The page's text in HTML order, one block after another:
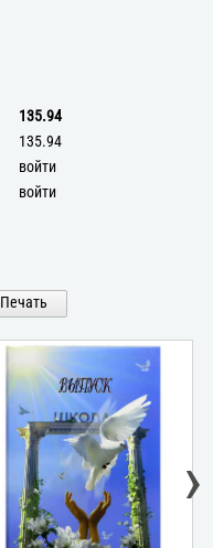
135.94
135.94
войти
войти
Печать
›